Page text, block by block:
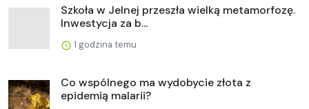
Szkoła w Jelnej przeszła wielką metamorfozę.
Inwestycja za b...
1 godzina temu
Co wspólnego ma wydobycie złota z
epidemią malarii?